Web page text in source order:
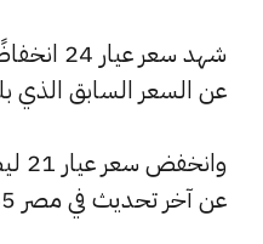
عن السعر السابق الذي بلغ 8045 جنيهًا للبيع و7990 جنيهًا
عن آخر تحديث في مصر 365.